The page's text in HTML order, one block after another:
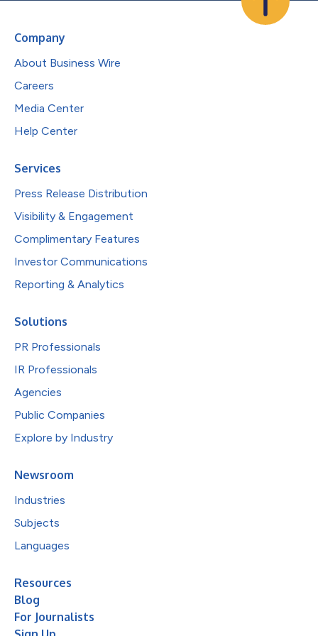
Company
About Business Wire
Careers
Media Center
Help Center
Services
Press Release Distribution
Visibility & Engagement
Complimentary Features
Investor Communications
Reporting & Analytics
Solutions
PR Professionals
IR Professionals
Agencies
Public Companies
Explore by Industry
Newsroom
Industries
Subjects
Languages
Resources
Blog
For Journalists